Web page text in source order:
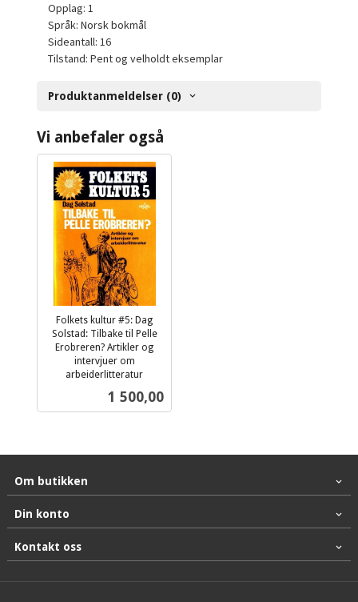
Opplag: 1
Språk: Norsk bokmål
Sideantall: 16
Tilstand: Pent og velholdt eksemplar
Produktanmeldelser (0)
Vi anbefaler også
Folkets kultur #5: Dag
Solstad: Tilbake til Pelle
Erobreren? Artikler og
intervjuer om
arbeiderlitteratur
Pris
1 500,00
Om butikken
Din konto
Kontakt oss